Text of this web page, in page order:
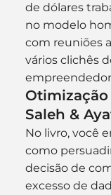
de dólares
no modelo
com reuniões
vários clichês
Otimização
Saleh &
No livro, você
como
decisão de
excesso de